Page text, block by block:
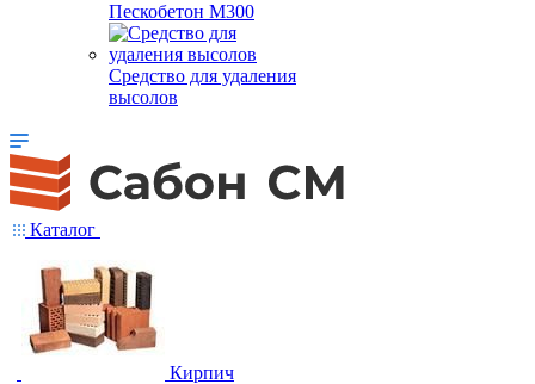
Пескобетон М300
Средство для удаления
высолов
Каталог
Кирпич